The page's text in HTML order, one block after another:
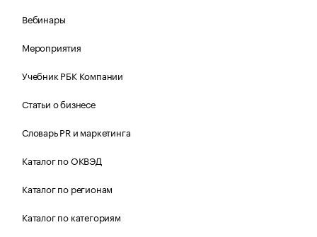
Вебинары
Мероприятия
Учебник РБК Компании
Статьи о бизнесе
Словарь PR и маркетинга
Каталог по ОКВЭД
Каталог по регионам
Каталог по категориям